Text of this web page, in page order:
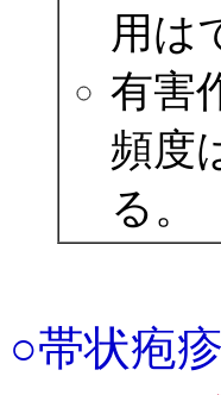
用は
有害
頻度
る。
○帯状疱